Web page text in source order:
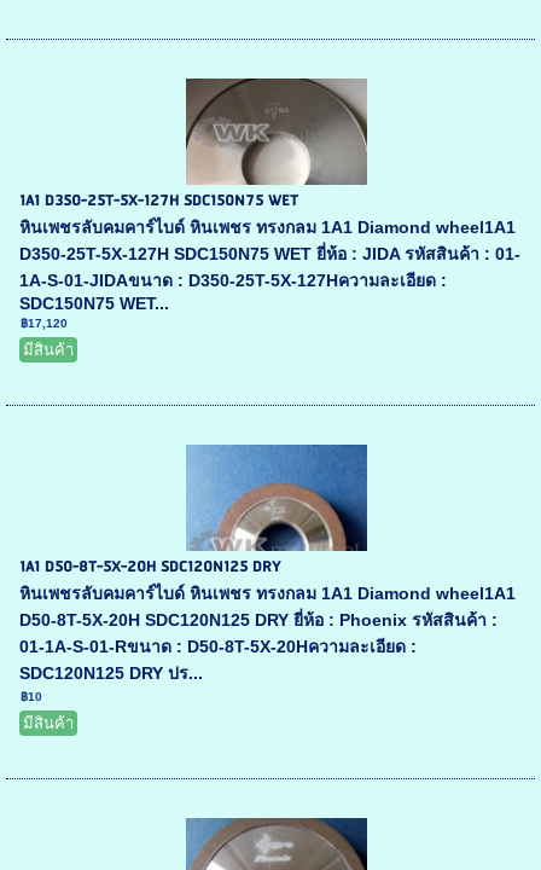
1A1 D350-25T-5X-127H SDC150N75 WET
หินเพชรลับคมคาร์ไบด์ หินเพชร ทรงกลม 1A1 Diamond wheel1A1
D350-25T-5X-127H SDC150N75 WET ยี่ห้อ : JIDA รหัสสินค้า : 01-
1A-S-01-JIDAขนาด : D350-25T-5X-127Hความละเอียด :
SDC150N75 WET...
฿17,120
มีสินค้า
1A1 D50-8T-5X-20H SDC120N125 DRY
หินเพชรลับคมคาร์ไบด์ หินเพชร ทรงกลม 1A1 Diamond wheel1A1
D50-8T-5X-20H SDC120N125 DRY ยี่ห้อ : Phoenix รหัสสินค้า :
01-1A-S-01-Rขนาด : D50-8T-5X-20Hความละเอียด :
SDC120N125 DRY ปร...
฿10
มีสินค้า